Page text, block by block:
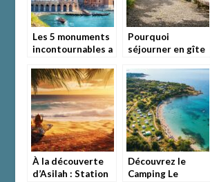
Les 5 monuments
incontournables a
La forteresse
eternelle de Rome
Pourquoi
séjourner en gîte
est une
expérience unique
?
À la découverte
d’Asilah : Station
Découvrez le
Camping Le